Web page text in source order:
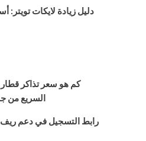
دليل زيادة لايكات تويتر:
كم هو سعر تذاكر
السريع من